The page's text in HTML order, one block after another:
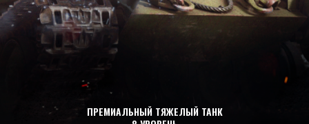
ПРЕМИАЛЬНЫЙ ТЯЖЕЛЫЙ ТАНК